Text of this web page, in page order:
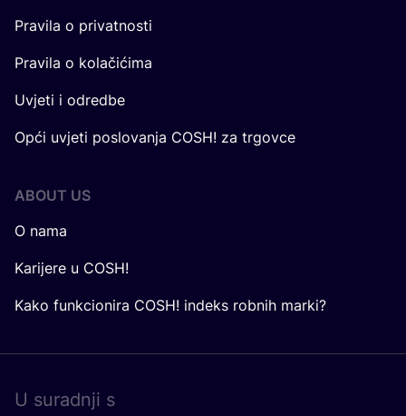
Pravila o privatnosti
Pravila o kolačićima
Uvjeti i odredbe
Opći uvjeti poslovanja COSH! za trgovce
ABOUT US
O nama
Karijere u COSH!
Kako funkcionira COSH! indeks robnih marki?
U surad­nji s